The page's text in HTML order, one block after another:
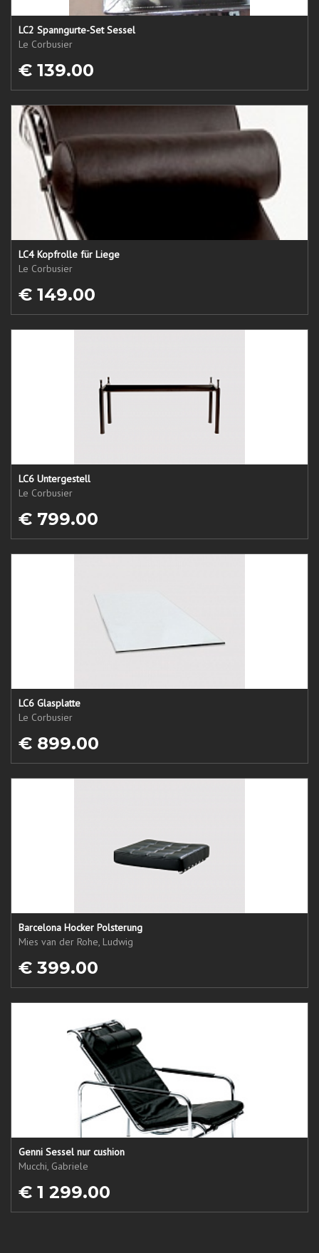
LC2 Spanngurte-Set Sessel
Le Corbusier
€ 139.00
LC4 Kopfrolle für Liege
Le Corbusier
€ 149.00
LC6 Untergestell
Le Corbusier
€ 799.00
LC6 Glasplatte
Le Corbusier
€ 899.00
Barcelona Hocker Polsterung
Mies van der Rohe, Ludwig
€ 399.00
Genni Sessel nur cushion
Mucchi, Gabriele
€ 1 299.00